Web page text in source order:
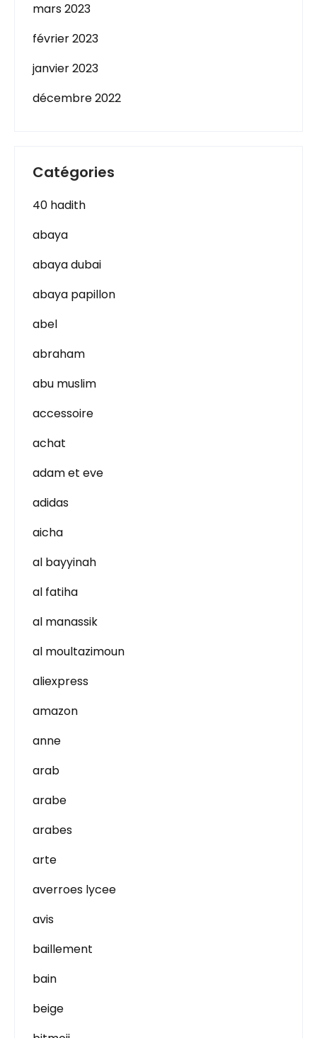
mars 2023
février 2023
janvier 2023
décembre 2022
Catégories
40 hadith
abaya
abaya dubai
abaya papillon
abel
abraham
abu muslim
accessoire
achat
adam et eve
adidas
aicha
al bayyinah
al fatiha
al manassik
al moultazimoun
aliexpress
amazon
anne
arab
arabe
arabes
arte
averroes lycee
avis
baillement
bain
beige